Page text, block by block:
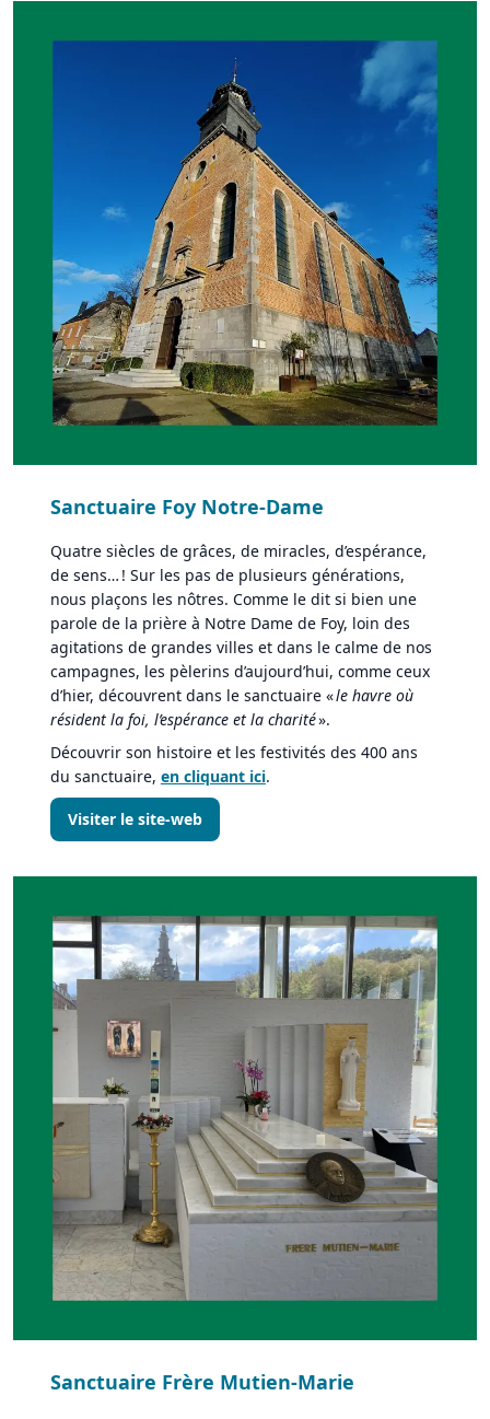
Sanctuaire Foy Notre-Dame
Quatre siècles de grâces, de miracles, d’espérance,
de sens… ! Sur les pas de plusieurs générations,
nous plaçons les nôtres. Comme le dit si bien une
parole de la prière à Notre Dame de Foy, loin des
agitations de grandes villes et dans le calme de nos
campagnes, les pèlerins d’aujourd’hui, comme ceux
d’hier, découvrent dans le sanctuaire «le havre où
résident la foi, l’espérance et la charité».
Découvrir son histoire et les festivités des 400 ans
du sanctuaire, en cliquant ici.
Visiter le site-web
Sanctuaire Frère Mutien-Marie